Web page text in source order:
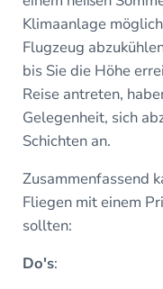
Klimaanlage
Flugzeug
bis Sie die Höhe
Reise antreten,
Gelegenheit, sich
Schichten an.
Zusammenfassend
Fliegen mit einem
sollten:
Do's: